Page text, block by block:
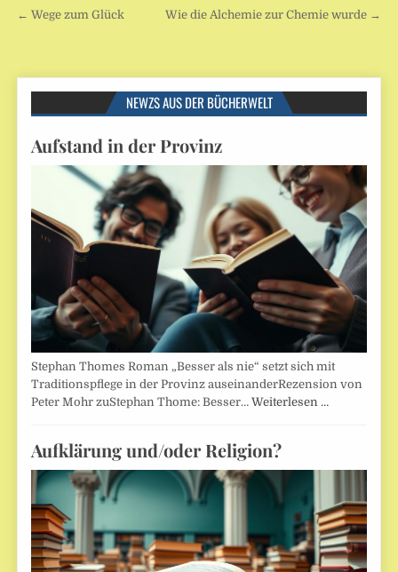
Beitragsnavigation
← Wege zum Glück Wie die Alchemie zur Chemie wurde →
NEWZS AUS DER BÜCHERWELT
Aufstand in der Provinz
Stephan Thomes Roman „Besser als nie“ setzt sich mit
Traditionspflege in der Provinz auseinanderRezension von
Peter Mohr zuStephan Thome: Besser…Weiterlesen …
Aufklärung und/oder Religion?